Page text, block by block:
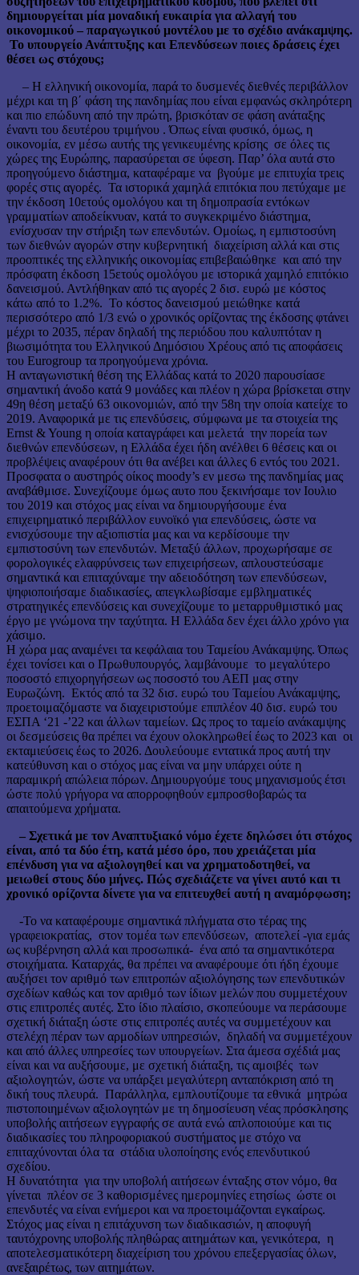
δημιουργείται μία μοναδική ευκαιρία για αλλαγή του
οικονομικού – παραγωγικού μοντέλου με το σχέδιο ανάκαμψης.
Το υπουργείο Ανάπτυξης και Επενδύσεων ποιες δράσεις έχει
θέσει ως στόχους;
– Η ελληνική οικονομία, παρά το δυσμενές διεθνές περιβάλλον
μέχρι και τη β΄ φάση της πανδημίας που είναι εμφανώς σκληρότερη
και πιο επώδυνη από την πρώτη, βρισκόταν σε φάση ανάταξης
έναντι του δευτέρου τριμήνου . Όπως είναι φυσικό, όμως, η
οικονομία, εν μέσω αυτής της γενικευμένης κρίσης σε όλες τις
χώρες της Ευρώπης, παρασύρεται σε ύφεση. Παρ’ όλα αυτά στο
προηγούμενο διάστημα, καταφέραμε να βγούμε με επιτυχία τρεις
φορές στις αγορές. Τα ιστορικά χαμηλά επιτόκια που πετύχαμε με
την έκδοση 10ετούς ομολόγου και τη δημοπρασία εντόκων
γραμματίων αποδείκνυαν, κατά το συγκεκριμένο διάστημα,
ενίσχυσαν την στήριξη των επενδυτών. Ομοίως, η εμπιστοσύνη
των διεθνών αγορών στην κυβερνητική διαχείριση αλλά και στις
προοπτικές της ελληνικής οικονομίας επιβεβαιώθηκε και από την
πρόσφατη έκδοση 15ετούς ομολόγου με ιστορικά χαμηλό επιτόκιο
δανεισμού. Αντλήθηκαν από τις αγορές 2 δισ. ευρώ με κόστος
κάτω από το 1.2%. Το κόστος δανεισμού μειώθηκε κατά
περισσότερο από 1/3 ενώ ο χρονικός ορίζοντας της έκδοσης φτάνει
μέχρι το 2035, πέραν δηλαδή της περιόδου που καλυπτόταν η
βιωσιμότητα του Ελληνικού Δημόσιου Χρέους από τις αποφάσεις
του Eurogroup τα προηγούμενα χρόνια.
Η ανταγωνιστική θέση της Ελλάδας κατά το 2020 παρουσίασε
σημαντική άνοδο κατά 9 μονάδες και πλέον η χώρα βρίσκεται στην
49η θέση μεταξύ 63 οικονομιών, από την 58η την οποία κατείχε το
2019. Αναφορικά με τις επενδύσεις, σύμφωνα με τα στοιχεία της
Ernst & Young η οποία καταγράφει και μελετά την πορεία των
διεθνών επενδύσεων, η Ελλάδα έχει ήδη ανέλθει 6 θέσεις και οι
προβλέψεις αναφέρουν ότι θα ανέβει και άλλες 6 εντός του 2021.
Προσφατα ο αυστηρός οίκος moody’s εν μεσω της πανδημίας μας
αναβάθμισε. Συνεχίζουμε όμως αυτο που ξεκινήσαμε τον Ιουλιο
του 2019 και στόχος μας είναι να δημιουργήσουμε ένα
επιχειρηματικό περιβάλλον ευνοϊκό για επενδύσεις, ώστε να
ενισχύσουμε την αξιοπιστία μας και να κερδίσουμε την
εμπιστοσύνη των επενδυτών. Μεταξύ άλλων, προχωρήσαμε σε
φορολογικές ελαφρύνσεις των επιχειρήσεων, απλουστεύσαμε
σημαντικά και επιταχύναμε την αδειοδότηση των επενδύσεων,
ψηφιοποιήσαμε διαδικασίες, απεγκλωβίσαμε εμβληματικές
στρατηγικές επενδύσεις και συνεχίζουμε το μεταρρυθμιστικό μας
έργο με γνώμονα την ταχύτητα. Η Ελλάδα δεν έχει άλλο χρόνο για
χάσιμο.
Η χώρα μας αναμένει τα κεφάλαια του Ταμείου Ανάκαμψης. Όπως
έχει τονίσει και ο Πρωθυπουργός, λαμβάνουμε το μεγαλύτερο
ποσοστό επιχορηγήσεων ως ποσοστό του ΑΕΠ μας στην
Ευρωζώνη. Εκτός από τα 32 δισ. ευρώ του Ταμείου Ανάκαμψης,
προετοιμαζόμαστε να διαχειριστούμε επιπλέον 40 δισ. ευρώ του
ΕΣΠΑ ‘21 -’22 και άλλων ταμείων. Ως προς το ταμείο ανάκαμψης
οι δεσμεύσεις θα πρέπει να έχουν ολοκληρωθεί έως το 2023 και οι
εκταμιεύσεις έως το 2026. Δουλεύουμε εντατικά προς αυτή την
κατεύθυνση και ο στόχος μας είναι να μην υπάρχει ούτε η
παραμικρή απώλεια πόρων. Δημιουργούμε τους μηχανισμούς έτσι
ώστε πολύ γρήγορα να απορροφηθούν εμπροσθοβαρώς τα
απαιτούμενα χρήματα.
– Σχετικά με τον Αναπτυξιακό νόμο έχετε δηλώσει ότι στόχος
είναι, από τα δύο έτη, κατά μέσο όρο, που χρειάζεται μία
επένδυση για να αξιολογηθεί και να χρηματοδοτηθεί, να
μειωθεί στους δύο μήνες. Πώς σχεδιάζετε να γίνει αυτό και τι
χρονικό ορίζοντα δίνετε για να επιτευχθεί αυτή η αναμόρφωση;
-Το να καταφέρουμε σημαντικά πλήγματα στο τέρας της
γραφειοκρατίας, στον τομέα των επενδύσεων, αποτελεί -για εμάς
ως κυβέρνηση αλλά και προσωπικά- ένα από τα σημαντικότερα
στοιχήματα. Καταρχάς, θα πρέπει να αναφέρουμε ότι ήδη έχουμε
αυξήσει τον αριθμό των επιτροπών αξιολόγησης των επενδυτικών
σχεδίων καθώς και τον αριθμό των ίδιων μελών που συμμετέχουν
στις επιτροπές αυτές. Στο ίδιο πλαίσιο, σκοπεύουμε να περάσουμε
σχετική διάταξη ώστε στις επιτροπές αυτές να συμμετέχουν και
στελέχη πέραν των αρμοδίων υπηρεσιών, δηλαδή να συμμετέχουν
και από άλλες υπηρεσίες των υπουργείων. Στα άμεσα σχέδιά μας
είναι και να αυξήσουμε, με σχετική διάταξη, τις αμοιβές των
αξιολογητών, ώστε να υπάρξει μεγαλύτερη ανταπόκριση από τη
δική τους πλευρά. Παράλληλα, εμπλουτίζουμε τα εθνικά μητρώα
πιστοποιημένων αξιολογητών με τη δημοσίευση νέας πρόσκλησης
υποβολής αιτήσεων εγγραφής σε αυτά ενώ απλοποιούμε και τις
διαδικασίες του πληροφοριακού συστήματος με στόχο να
επιταχύνονται όλα τα στάδια υλοποίησης ενός επενδυτικού
σχεδίου.
Η δυνατότητα για την υποβολή αιτήσεων ένταξης στον νόμο, θα
γίνεται πλέον σε 3 καθορισμένες ημερομηνίες ετησίως ώστε οι
επενδυτές να είναι ενήμεροι και να προετοιμάζονται εγκαίρως.
Στόχος μας είναι η επιτάχυνση των διαδικασιών, η αποφυγή
ταυτόχρονης υποβολής πληθώρας αιτημάτων και, γενικότερα, η
αποτελεσματικότερη διαχείριση του χρόνου επεξεργασίας όλων,
ανεξαιρέτως, των αιτημάτων.